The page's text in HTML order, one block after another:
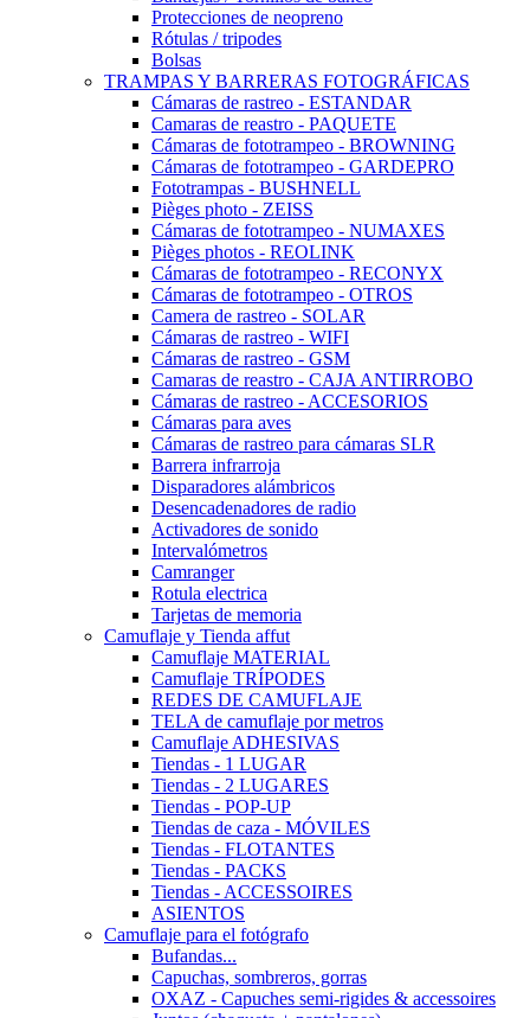
Protecciones de neopreno
Rótulas / tripodes
Bolsas
TRAMPAS Y BARRERAS FOTOGRÁFICAS
Cámaras de rastreo - ESTANDAR
Camaras de reastro - PAQUETE
Cámaras de fototrampeo - BROWNING
Cámaras de fototrampeo - GARDEPRO
Fototrampas - BUSHNELL
Pièges photo - ZEISS
Cámaras de fototrampeo - NUMAXES
Pièges photos - REOLINK
Cámaras de fototrampeo - RECONYX
Cámaras de fototrampeo - OTROS
Camera de rastreo - SOLAR
Cámaras de rastreo - WIFI
Cámaras de rastreo - GSM
Camaras de reastro - CAJA ANTIRROBO
Cámaras de rastreo - ACCESORIOS
Cámaras para aves
Cámaras de rastreo para cámaras SLR
Barrera infrarroja
Disparadores alámbricos
Desencadenadores de radio
Activadores de sonido
Intervalómetros
Camranger
Rotula electrica
Tarjetas de memoria
Camuflaje y Tienda affut
Camuflaje MATERIAL
Camuflaje TRÍPODES
REDES DE CAMUFLAJE
TELA de camuflaje por metros
Camuflaje ADHESIVAS
Tiendas - 1 LUGAR
Tiendas - 2 LUGARES
Tiendas - POP-UP
Tiendas de caza - MÓVILES
Tiendas - FLOTANTES
Tiendas - PACKS
Tiendas - ACCESSOIRES
ASIENTOS
Camuflaje para el fotógrafo
Bufandas...
Capuchas, sombreros, gorras
OXAZ - Capuches semi-rigides & accessoires